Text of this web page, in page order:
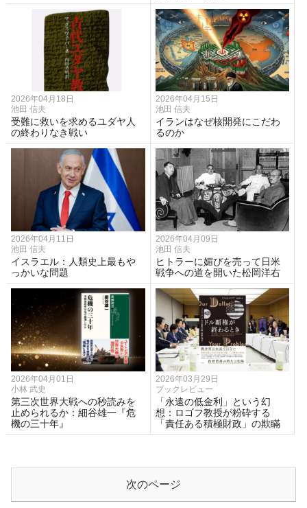
2026年04月18日
池田 信夫
受難に救いを求めるユダヤ人
の終わりなき戦い
2026年04月15日
池田 信夫
イランはなぜ核開発にこだわ
るのか
2026年04月11日
池田 信夫
イスラエル：人類史上最もや
っかいな問題
2026年04月09日
池田 信夫
ヒトラーに媚びを売って日米
戦争への道を開いた松岡洋右
2026年04月01日
小林 武史
第三次世界大戦への秒読みを
止められるか：細谷雄一『危
機の三十年』
2026年03月29日
ブックレビュー
「永遠の低金利」という幻
想：ロゴフ教授が粉砕する
「責任ある積極財政」の欺瞞
次のページ